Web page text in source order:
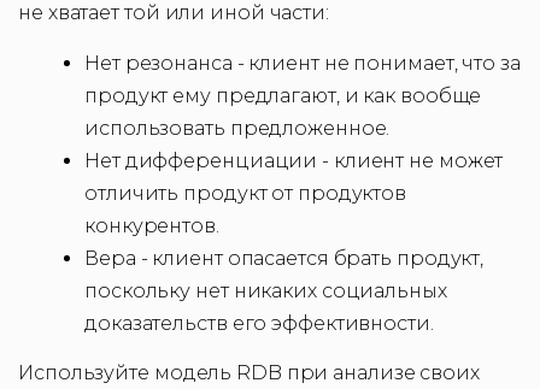
не хватает той или иной части:
Нет резонанса - клиент не понимает, что за
продукт ему предлагают, и как вообще
использовать предложенное.
Нет дифференциации - клиент не может
отличить продукт от продуктов
конкурентов.
Вера - клиент опасается брать продукт,
поскольку нет никаких социальных
доказательств его эффективности.
Используйте модель RDB при анализе своих